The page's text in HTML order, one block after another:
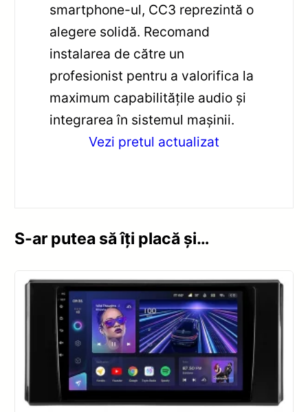
smartphone-ul, CC3 reprezintă o
alegere solidă. Recomand
instalarea de către un
profesionist pentru a valorifica la
maximum capabilitățile audio și
integrarea în sistemul mașinii.
Vezi pretul actualizat
S-ar putea să îți placă și…